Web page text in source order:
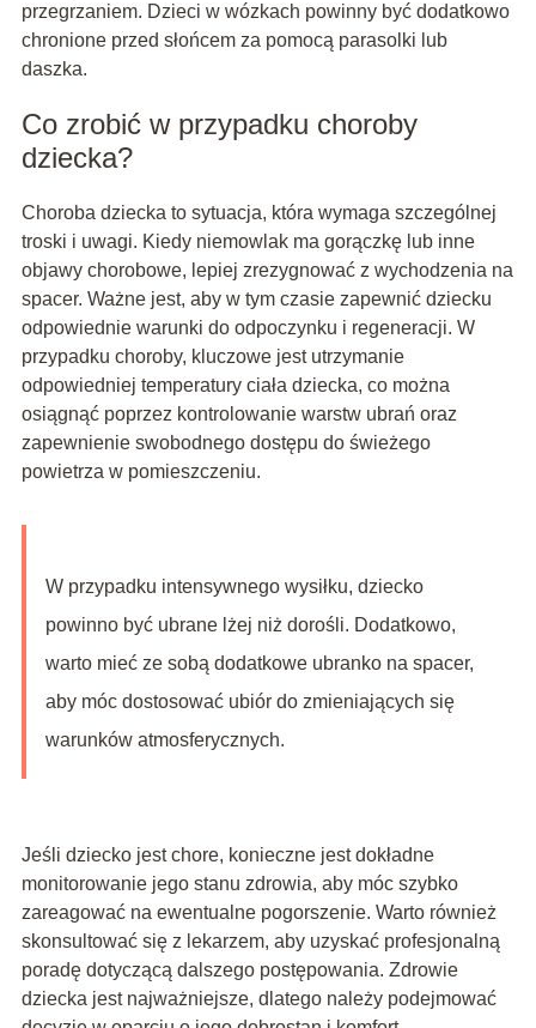
przegrzaniem. Dzieci w wózkach powinny być dodatkowo
chronione przed słońcem za pomocą parasolki lub
daszka.
Co zrobić w przypadku choroby
dziecka?
Choroba dziecka to sytuacja, która wymaga szczególnej
troski i uwagi. Kiedy niemowlak ma gorączkę lub inne
objawy chorobowe, lepiej zrezygnować z wychodzenia na
spacer. Ważne jest, aby w tym czasie zapewnić dziecku
odpowiednie warunki do odpoczynku i regeneracji. W
przypadku choroby, kluczowe jest utrzymanie
odpowiedniej temperatury ciała dziecka, co można
osiągnąć poprzez kontrolowanie warstw ubrań oraz
zapewnienie swobodnego dostępu do świeżego
powietrza w pomieszczeniu.
W przypadku intensywnego wysiłku, dziecko
powinno być ubrane lżej niż dorośli. Dodatkowo,
warto mieć ze sobą dodatkowe ubranko na spacer,
aby móc dostosować ubiór do zmieniających się
warunków atmosferycznych.
Jeśli dziecko jest chore, konieczne jest dokładne
monitorowanie jego stanu zdrowia, aby móc szybko
zareagować na ewentualne pogorszenie. Warto również
skonsultować się z lekarzem, aby uzyskać profesjonalną
poradę dotyczącą dalszego postępowania. Zdrowie
dziecka jest najważniejsze, dlatego należy podejmować